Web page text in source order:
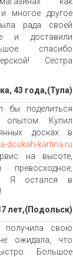
многое другое
рада своей
и доставили
спасибо
Сестра
43 года,(Тула)
бы поделиться
опытом. Купил
досках в
doskah-kartina.ru
на высоте,
превосходное,
Я остался в
лет,(Подольск)
получила свою
ожидала, что
Большое